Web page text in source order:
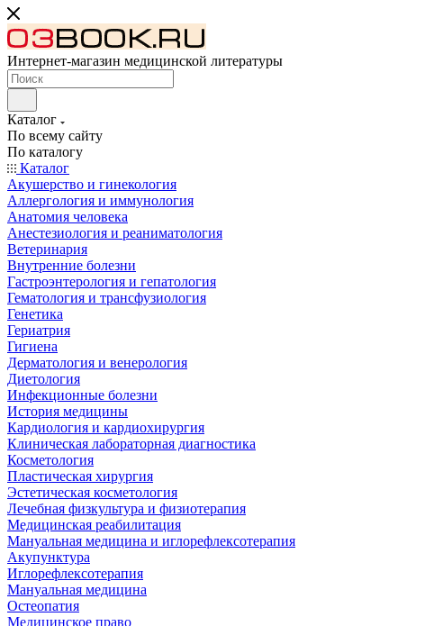
Интернет-магазин медицинской литературы
Каталог
По всему сайту
По каталогу
Каталог
Акушерство и гинекология
Аллергология и иммунология
Анатомия человека
Анестезиология и реаниматология
Ветеринария
Внутренние болезни
Гастроэнтерология и гепатология
Гематология и трансфузиология
Генетика
Гериатрия
Гигиена
Дерматология и венерология
Диетология
Инфекционные болезни
История медицины
Кардиология и кардиохирургия
Клиническая лабораторная диагностика
Косметология
Пластическая хирургия
Эстетическая косметология
Лечебная физкультура и физиотерапия
Медицинская реабилитация
Мануальная медицина и иглорефлексотерапия
Акупунктура
Иглорефлексотерапия
Мануальная медицина
Остеопатия
Медицинское право